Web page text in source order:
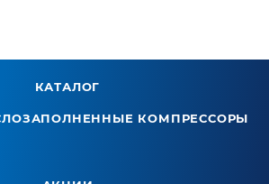
КАТАЛОГ
КОМПРЕССОРЫ